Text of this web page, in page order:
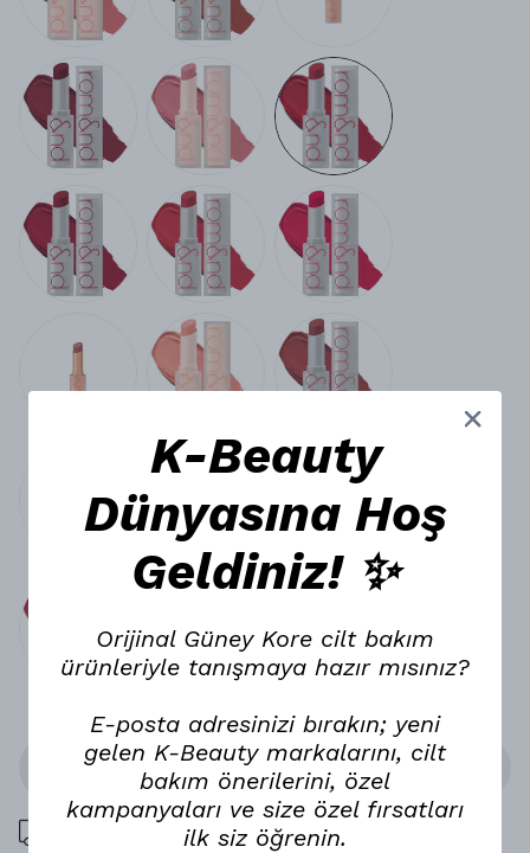
Stoğa Gelince Haber Ver
1000 TL üzeri ücretsiz kargo
K-Beauty
Dünyasına Hoş
Geldiniz! ✨
Orijinal Güney Kore cilt bakım
ürünleriyle tanışmaya hazır mısınız?
E-posta adresinizi bırakın; yeni
gelen K-Beauty markalarını, cilt
bakım önerilerini, özel
kampanyaları ve size özel fırsatları
ilk siz öğrenin.